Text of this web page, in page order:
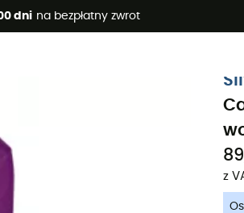
dni na bezpłatny zwrot
przy zakupie 2 produktów*, kod
z